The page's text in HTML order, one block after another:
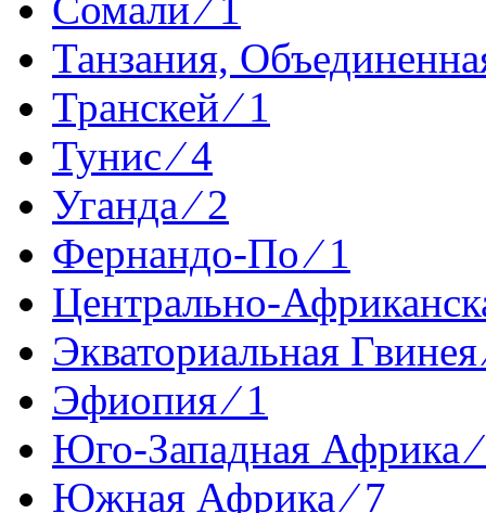
Танзания,
Транскей ⁄ 1
Тунис ⁄ 4
Уганда ⁄ 2
Фернандо-По ⁄ 1
Центрально-
Экваториальная Гвинея
Эфиопия ⁄ 1
Юго-Западная Африка
Южная Африка ⁄ 7